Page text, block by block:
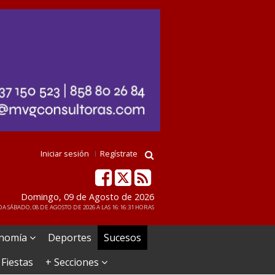
Iniciar sesión Regístrate
Domingo, 09 de Agosto de 2026
SÁBADO, 08 DE AGOSTO DE 2026 A LAS 16:16:31 HORAS
Deportes
Sucesos
+ Secciones